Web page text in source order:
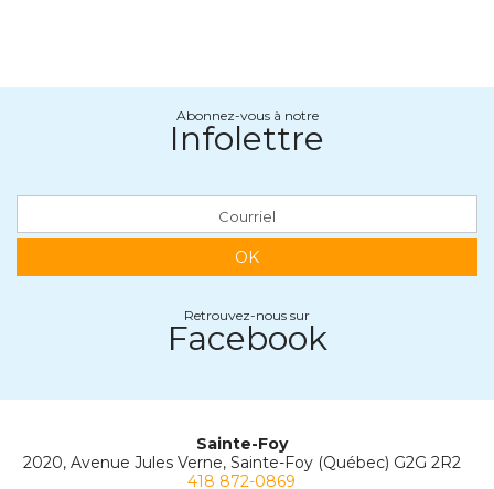
Abonnez-vous à notre
Infolettre
OK
Retrouvez-nous sur
Facebook
Sainte-Foy
2020, Avenue Jules Verne, Sainte-Foy (Québec) G2G 2R2
418 872-0869